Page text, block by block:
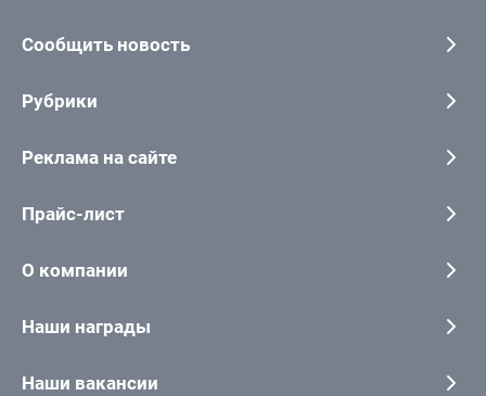
Сообщить новость
Рубрики
Реклама на сайте
Прайс-лист
О компании
Наши награды
Наши вакансии